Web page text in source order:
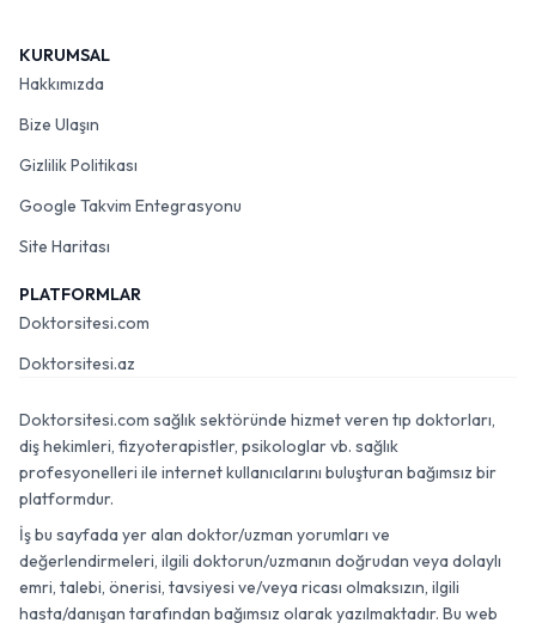
KURUMSAL
Hakkımızda
Bize Ulaşın
Gizlilik Politikası
Google Takvim Entegrasyonu
Site Haritası
PLATFORMLAR
Doktorsitesi.com
Doktorsitesi.az
Doktorsitesi.com sağlık sektöründe hizmet veren tıp doktorları,
diş hekimleri, fizyoterapistler, psikologlar vb. sağlık
profesyonelleri ile internet kullanıcılarını buluşturan bağımsız bir
platformdur.
İş bu sayfada yer alan doktor/uzman yorumları ve
değerlendirmeleri, ilgili doktorun/uzmanın doğrudan veya dolaylı
emri, talebi, önerisi, tavsiyesi ve/veya ricası olmaksızın, ilgili
hasta/danışan tarafından bağımsız olarak yazılmaktadır. Bu web